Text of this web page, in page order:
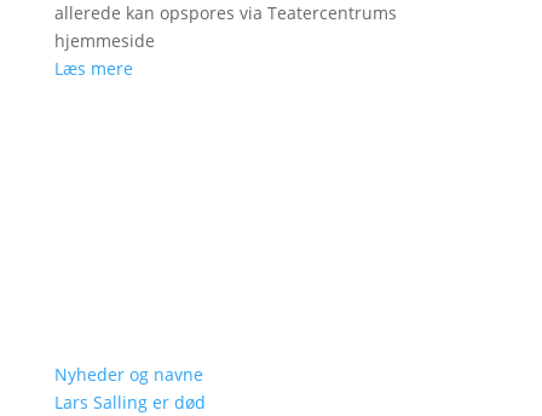
allerede kan opspores via Teatercentrums
hjemmeside
Læs mere
Nyheder og navne
Lars Salling er død